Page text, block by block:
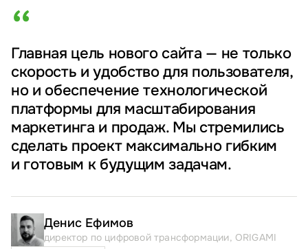
“
Главная цель нового сайта — не только
скорость и удобство для пользователя,
но и обеспечение технологической
платформы для масштабирования
маркетинга и продаж. Мы стремились
сделать проект максимально гибким
и готовым к будущим задачам.
Денис Ефимов
директор по цифровой трансформации, ORIGAMI